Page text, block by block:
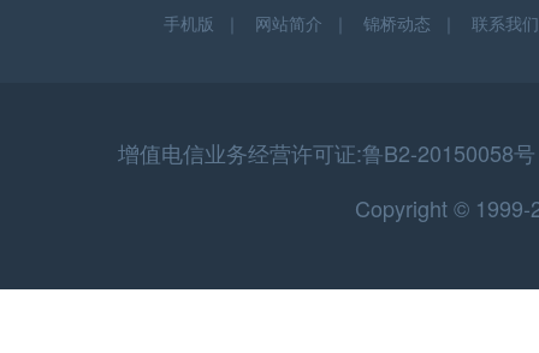
手机版 ｜ 网站简介 ｜ 锦桥动态 ｜ 联系我们
增值电信业务经营许可证:鲁B2-
Copyright © 1999-